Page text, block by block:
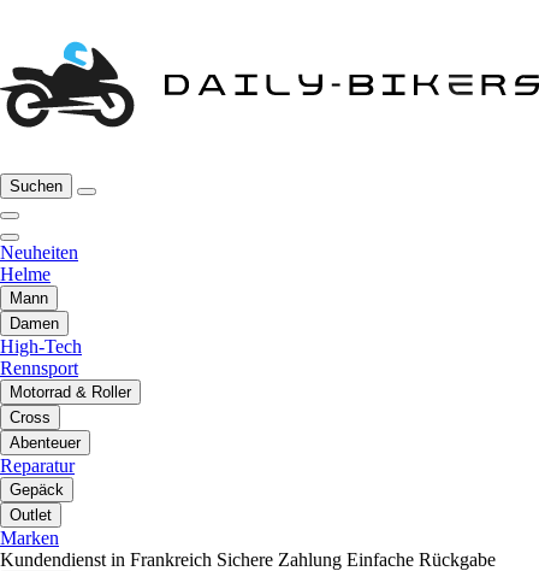
Suchen
Neuheiten
Helme
Mann
Damen
High-Tech
Rennsport
Motorrad & Roller
Cross
Abenteuer
Reparatur
Gepäck
Outlet
Marken
Kundendienst in Frankreich Sichere Zahlung Einfache Rückgabe